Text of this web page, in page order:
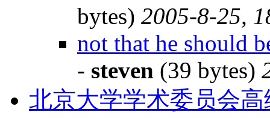
bytes) 2005-8-25,
not that he should
- steven (39 bytes)
北京大学学术委员会